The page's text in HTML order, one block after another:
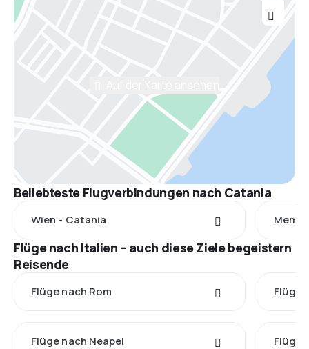
Beliebteste Flugverbindungen nach Catania
Wien - Catania
Flüge nach Italien – auch diese Ziele begeistern
Reisende
Flüge nach Rom Flüge
Flüge nach Neapel Flüge